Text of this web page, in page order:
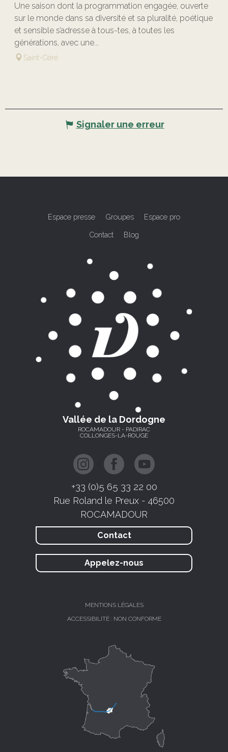
Une saison dont la programmation engagée, ouverte
sur le monde dans sa diversité et sa pluralité, poétique
et sensible s’adresse à tous-tes, à toutes les
générations, avec une...
Saint-Céré
Signaler une erreur
Espace presse Groupes Espace pro
Contact Blog
Vallée de la Dordogne
ROCAMADOUR - PADIRAC
COLLONGES-LA-ROUGE
+33 (0)5 65 33 22 00
Rue Roland le Preux - 46500
ROCAMADOUR
Contact
Appelez-nous
MENTIONS LÉGALES
ACCESSIBILITÉ : NON CONFORME